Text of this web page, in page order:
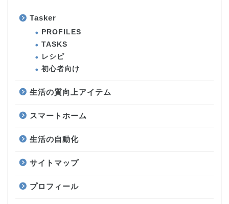
Tasker
PROFILES
TASKS
レシピ
初心者向け
生活の質向上アイテム
スマートホーム
生活の自動化
サイトマップ
プロフィール